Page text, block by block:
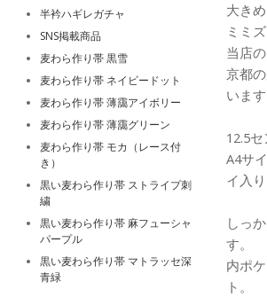
大き
ミミ
当店
京都
います
12.5
A4サ
イ入り
しっ
す。
内ポ
ト。
半衿ハギレガチャ
SNS掲載商品
麦わら作り帯 黒雪
麦わら作り帯 ネイビードット
麦わら作り帯 薄靄アイボリー
麦わら作り帯 薄靄グリーン
麦わら作り帯 モカ（レース付
き）
黒い麦わら作り帯 ストライプ刺
繍
黒い麦わら作り帯 麻フューシャ
パープル
黒い麦わら作り帯 マトラッセ深
青緑